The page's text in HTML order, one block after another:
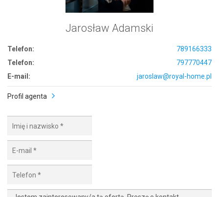
Jarosław Adamski
Telefon:
789166333
Telefon:
797770447
E-mail:
jaroslaw@royal-home.pl
Profil agenta